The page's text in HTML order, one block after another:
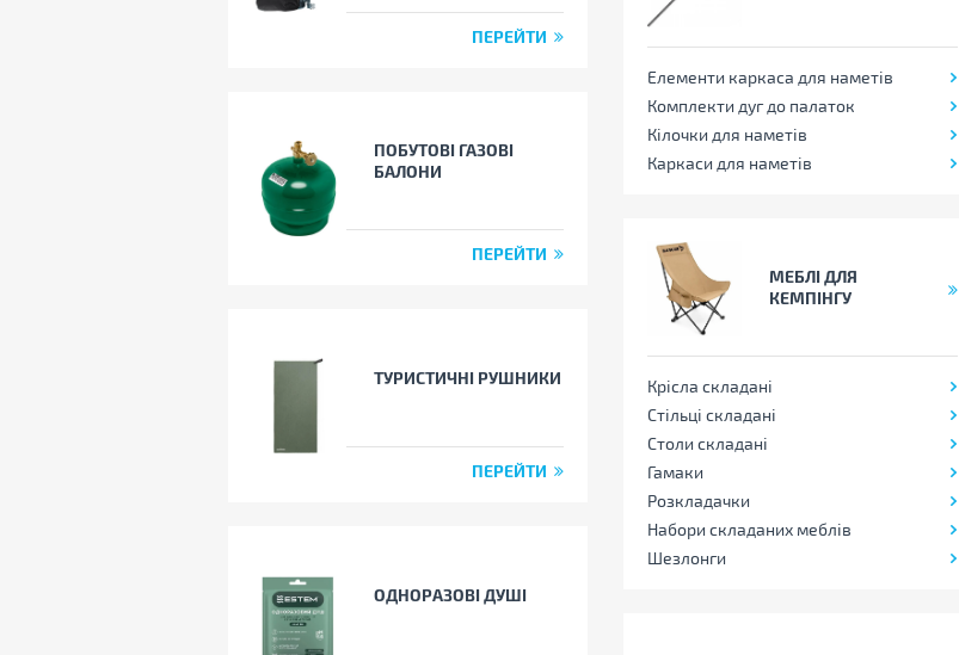
ПЕРЕЙТИ
Елементи каркаса для наметів
Комплекти дуг до палаток
Кілочки для наметів
Каркаси для наметів
ПОБУТОВІ ГАЗОВІ
БАЛОНИ
ПЕРЕЙТИ
МЕБЛІ ДЛЯ
КЕМПІНГУ
Крісла складані
Стільці складані
Столи складані
Гамаки
Розкладачки
Набори складаних меблів
Шезлонги
ТУРИСТИЧНІ РУШНИКИ
ПЕРЕЙТИ
ОДНОРАЗОВІ ДУШІ